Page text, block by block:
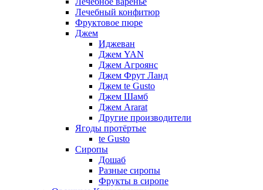
Лечебный конфитюр
Фруктовое пюре
Джем
Иджеван
Джем YAN
Джем Агроянс
Джем Фрут Ланд
Джем te Gusto
Джем Шамб
Джем Ararat
Другие производители
Ягоды протёртые
te Gusto
Сиропы
Дошаб
Разные сиропы
Фрукты в сиропе